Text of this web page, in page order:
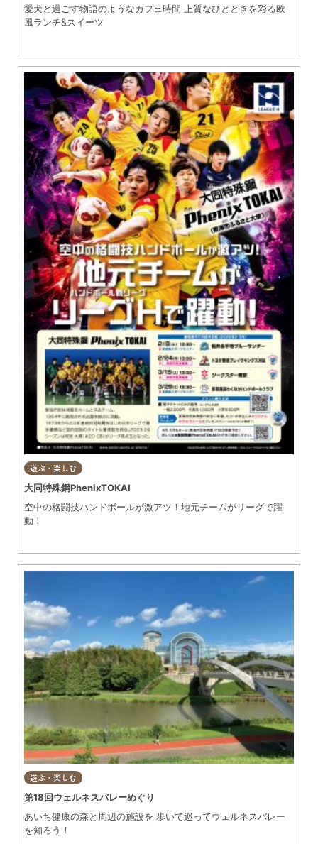
愛犬と過ごす物語のようなカフェ時間 上質なひとときを彩る欧
風ランチ&スイーツ
遊ぶ・楽しむ
大同特殊鋼PhenixTOKAI
空中の格闘技ハンドボールが激アツ！地元チームがリーグで躍
動！
遊ぶ・楽しむ
第18回ウェルネスバレーめぐり
あいち健康の森と周辺の施設を 歩いて巡ってウェルネスバレー
を知ろう！